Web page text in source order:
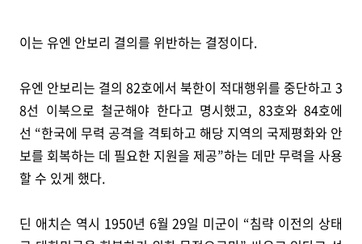
이는 유엔 안보리 결의를 위반하는 결정이다.
유엔 안보리는 결의 82호에서 북한이 적대행위를 중단하고 3
8선 이북으로 철군해야 한다고 명시했고, 83호와 84호에
선 “한국에 무력 공격을 격퇴하고 해당 지역의 국제평화와 안
보를 회복하는 데 필요한 지원을 제공”하는 데만 무력을 사용
할 수 있게 했다.
딘 애치슨 역시 1950년 6월 29일 미군이 “침략 이전의 상태